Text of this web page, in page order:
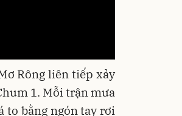
Rông liên tiếp xảy
1. Mỗi trận mưa
to bằng ngón tay rơi